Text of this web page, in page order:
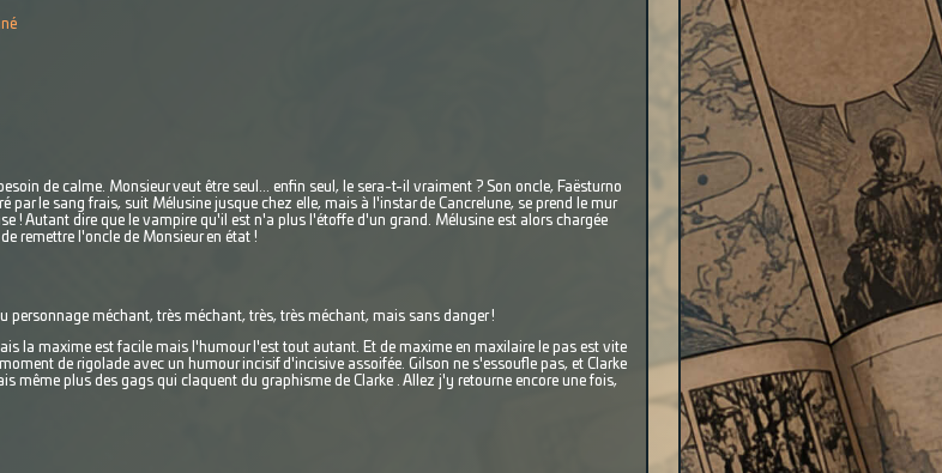
de calme. Monsieur veut être seul... enfin seul, le sera-t-il vraiment ? Son oncle, Faësturno
par le sang frais, suit Mélusine jusque chez elle, mais à l'instar de Cancrelune, se prend le mur
! Autant dire que le vampire qu'il est n'a plus l'étoffe d'un grand. Mélusine est alors chargée
remettre l'oncle de Monsieur en état !
personnage méchant, très méchant, très, très méchant, mais sans danger !
la maxime est facile mais l'humour l'est tout autant. Et de maxime en maxilaire le pas est vite
de rigolade avec un humour incisif d'incisive assoifée. Gilson ne s'essoufle pas, et Clarke
même plus des gags qui claquent du graphisme de Clarke . Allez j'y retourne encore une fois,